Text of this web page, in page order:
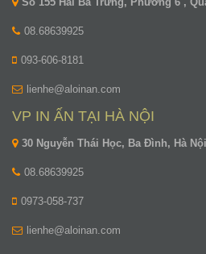
08.68639925
093-606-8181
lienhe@aloinan.com
VP IN ẤN TẠI HÀ NỘI
30 Nguyễn Thái Học, Ba Đình, Hà Nội
08.68639925
0973-058-737
lienhe@aloinan.com